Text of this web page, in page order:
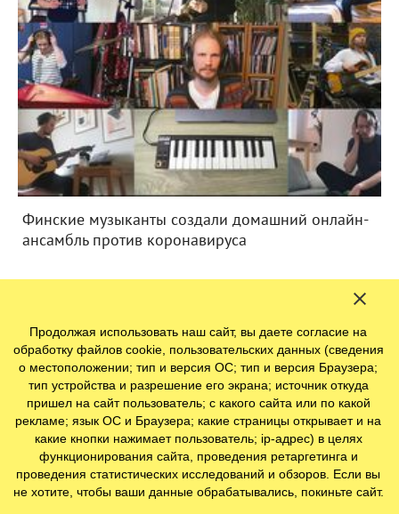
Финские музыканты создали домашний онлайн-
ансамбль против коронавируса
Продолжая использовать наш сайт, вы даете согласие на
обработку файлов cookie, пользовательских данных (сведения
о местоположении; тип и версия ОС; тип и версия Браузера;
тип устройства и разрешение его экрана; источник откуда
пришел на сайт пользователь; с какого сайта или по какой
рекламе; язык ОС и Браузера; какие страницы открывает и на
какие кнопки нажимает пользователь; ip-адрес) в целях
функционирования сайта, проведения ретаргетинга и
проведения статистических исследований и обзоров. Если вы
не хотите, чтобы ваши данные обрабатывались, покиньте сайт.